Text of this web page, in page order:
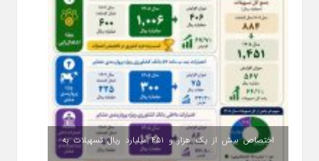
اختصاص بیش از یک هزار و ۴۵۱ میلیارد ریال تسهیلات به